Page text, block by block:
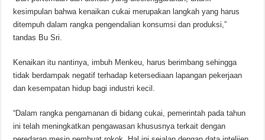
kesimpulan bahwa kenaikan cukai merupakan langkah yang harus
ditempuh dalam rangka pengendalian konsumsi dan produksi,”
tandas Bu Sri.
Kenaikan itu nantinya, imbuh Menkeu, harus berimbang sehingga
tidak berdampak negatif terhadap ketersediaan lapangan pekerjaan
dan kesempatan hidup bagi industri kecil.
“Dalam rangka pengamanan di bidang cukai, pemerintah pada tahun
ini telah meningkatkan pengawasan khususnya terkait dengan